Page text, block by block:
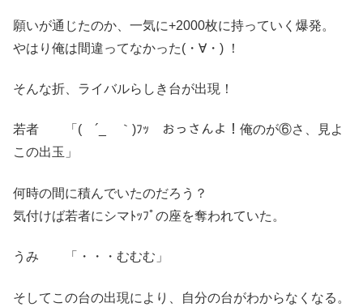
願いが通じたのか、一気に+2000枚に持っていく爆発。
やはり俺は間違ってなかった(・∀・) ！
そんな折、ライバルらしき台が出現！
若者 「( ´_ゝ｀)ﾌｯ おっさんよ！俺のが⑥さ、見よ
この出玉」
何時の間に積んでいたのだろう？
気付けば若者にシマﾄｯﾌﾟの座を奪われていた。
うみ 「・・・むむむ」
そしてこの台の出現により、自分の台がわからなくなる。